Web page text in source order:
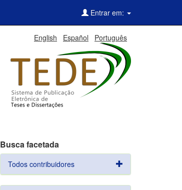
Entrar em:
English Español Português
Busca facetada
Todos contribuidores